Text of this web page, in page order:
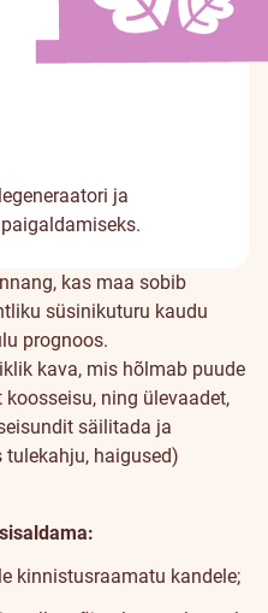
ja
kas maa sobib
süsinikuturu kaudu
prognoos.
kava, mis hõlmab puude
ning ülevaadet,
säilitada ja
tulekahju, haigused)
kinnistusraamatu kandele;